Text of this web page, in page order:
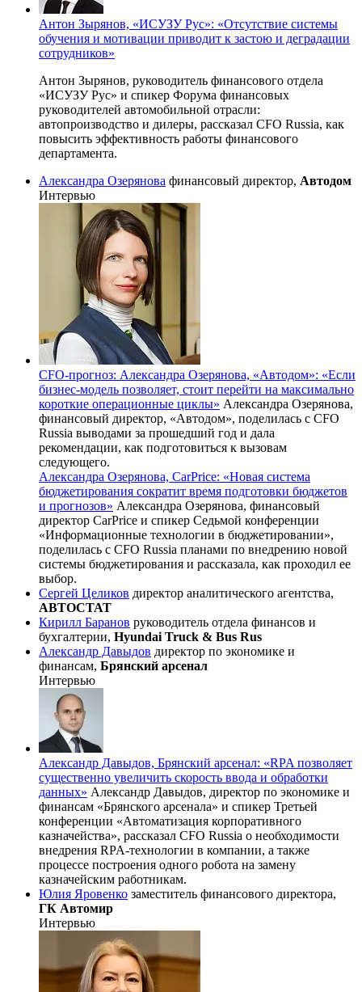
Антон Зырянов, «ИСУЗУ Рус»: «Отсутствие системы
обучения и мотивации приводит к застою и деградации
сотрудников»
Антон Зырянов, руководитель финансового отдела
«ИСУЗУ Рус» и спикер Форума финансовых
руководителей автомобильной отрасли:
автопроизводство и дилеры, рассказал CFO Russia, как
повысить эффективность работы финансового
департамента.
Александра Озерянова финансовый директор, Автодом
Интервью
CFO-прогноз: Александра Озерянова, «Автодом»: «Если
бизнес‑модель позволяет, стоит перейти на максимально
короткие операционные циклы» Александра Озерянова,
финансовый директор, «Автодом», поделилась с CFO
Russia выводами за прошедший год и дала
рекомендации, как подготовиться к вызовам
следующего.
Александра Озерянова, CarPrice: «Новая система
бюджетирования сократит время подготовки бюджетов
и прогнозов» Александра Озерянова, финансовый
директор CarPrice и спикер Седьмой конференции
«Информационные технологии в бюджетировании»,
поделилась с CFO Russia планами по внедрению новой
системы бюджетирования и рассказала, как проходил ее
выбор.
Сергей Целиков директор аналитического агентства,
АВТОСТАТ
Кирилл Баранов руководитель отдела финансов и
бухгалтерии, Hyundai Truck & Bus Rus
Александр Давыдов директор по экономике и
финансам, Брянский арсенал
Интервью
Александр Давыдов, Брянский арсенал: «RPA позволяет
существенно увеличить скорость ввода и обработки
данных» Александр Давыдов, директор по экономике и
финансам «Брянского арсенала» и спикер Третьей
конференции «Автоматизация корпоративного
казначейства», рассказал CFO Russia о необходимости
внедрения RPA-технологии в компании, а также
процессе построения одного робота на замену
казначейским работникам.
Юлия Яровенко заместитель финансового директора,
ГК Автомир
Интервью